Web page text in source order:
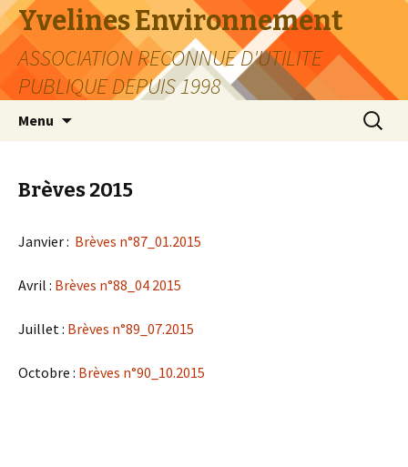
Yvelines Environnement
ASSOCIATION RECONNUE D'UTILITE
PUBLIQUE DEPUIS 1998
Menu
Brèves 2015
Janvier : Brèves n°87_01.2015
Avril : Brèves n°88_04 2015
Juillet : Brèves n°89_07.2015
Octobre : Brèves n°90_10.2015